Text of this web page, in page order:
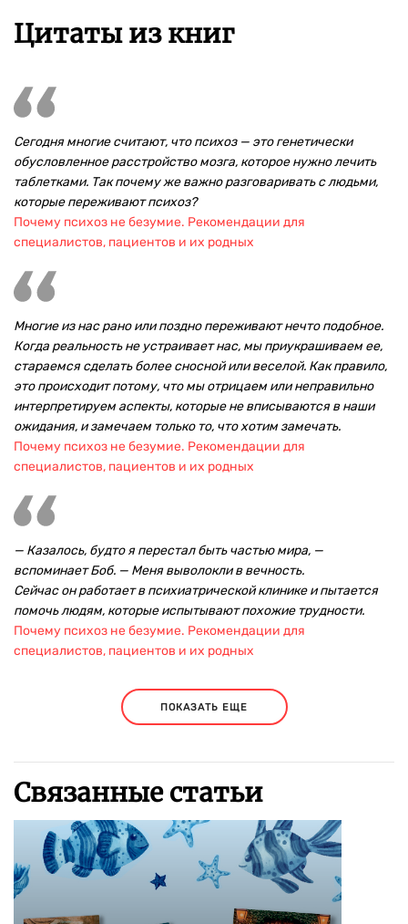
Цитаты из книг
Сегодня многие считают, что психоз — это генетически
обусловленное расстройство мозга, которое нужно лечить
таблетками. Так почему же важно разговаривать с людьми,
которые переживают психоз?
Почему психоз не безумие. Рекомендации для
специалистов, пациентов и их родных
Многие из нас рано или поздно переживают нечто подобное.
Когда реальность не устраивает нас, мы приукрашиваем ее,
стараемся сделать более сносной или веселой. Как правило,
это происходит потому, что мы отрицаем или неправильно
интерпретируем аспекты, которые не вписываются в наши
ожидания, и замечаем только то, что хотим замечать.
Почему психоз не безумие. Рекомендации для
специалистов, пациентов и их родных
— Казалось, будто я перестал быть частью мира, —
вспоминает Боб. — Меня выволокли в вечность.
Сейчас он работает в психиатрической клинике и пытается
помочь людям, которые испытывают похожие трудности.
Почему психоз не безумие. Рекомендации для
специалистов, пациентов и их родных
ПОКАЗАТЬ ЕЩЕ
Связанные статьи